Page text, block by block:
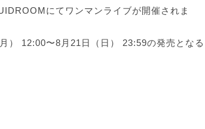
にてワンマンライブが開催されま
） 12:00〜8月21日（日） 23:59の発売となる